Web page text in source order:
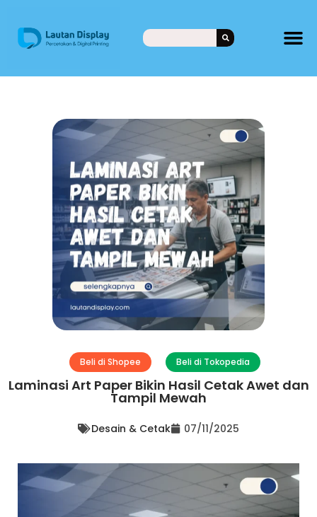
Beli di Shopee Beli di Tokopedia
Laminasi Art Paper Bikin Hasil Cetak Awet dan
Tampil Mewah
Desain & Cetak 07/11/2025